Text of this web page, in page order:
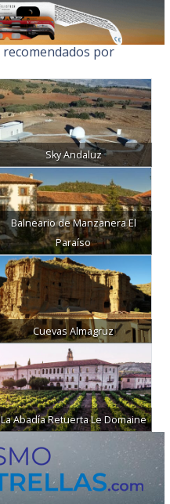
por
Sky Andaluz
Balneario de Manzanera El
Paraíso
Cuevas Almagruz
La Abadía Retuerta Le Domaine